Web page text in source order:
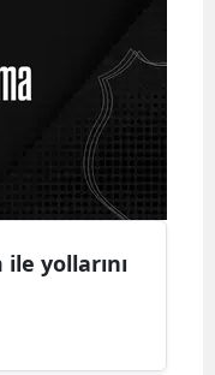
yollarını